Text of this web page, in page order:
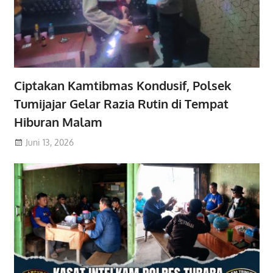
Ciptakan Kamtibmas Kondusif, Polsek
Tumijajar Gelar Razia Rutin di Tempat
Hiburan Malam
Juni 13, 2026